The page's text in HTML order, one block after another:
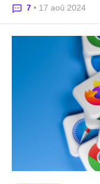
7 • 17 aoû 2024